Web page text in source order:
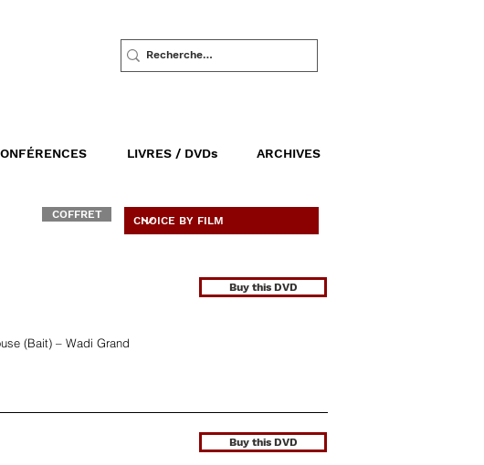
LIVRES / DVDs ARCHIVES
COFFRET
(Bait) – Wadi Grand
Buy this DVD
Buy this DVD